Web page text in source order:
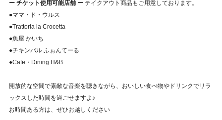
ー チケット使用可能店舗 ー テイクアウト商品もご用意しております。
●ママ・ド・ウルス
●Trattoria la Crocetta
●魚屋 かいち
●チキンバル ふぉんてーる
●Cafe・Dining H&B
開放的な空間で素敵な音楽を聴きながら、おいしい食べ物やドリンクでリラ
ックスした時間を過ごせますよ♪
お時間ある方は、ぜひお越しください